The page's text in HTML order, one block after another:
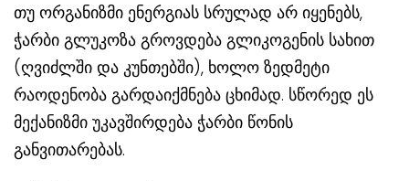
თუ ორგანიზმი ენერგიას სრულად არ იყენებს,
ჭარბი გლუკოზა გროვდება გლიკოგენის სახით
(ღვიძლში და კუნთებში), ხოლო ზედმეტი
რაოდენობა გარდაიქმნება ცხიმად. სწორედ ეს
მექანიზმი უკავშირდება ჭარბი წონის
განვითარებას.